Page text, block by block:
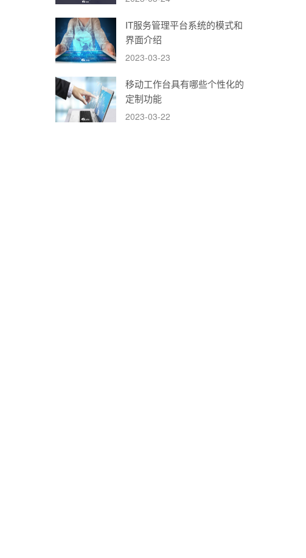
IT服务管理平台系统的模式和
界面介绍
2023-03-23
移动工作台具有哪些个性化的
定制功能
2023-03-22